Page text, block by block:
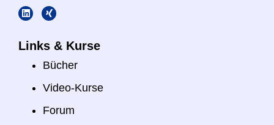
Links & Kurse
Bücher
Video-Kurse
Forum